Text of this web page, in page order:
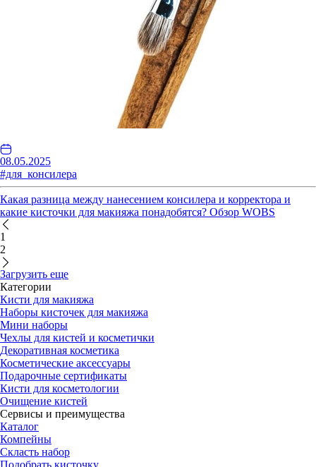
08.05.2025
#для_консилера
Какая разница между нанесением консилера и корректора и
какие кисточки для макияжа понадобятся? Обзор WOBS
1
2
Загрузить еще
Категории
Кисти для макияжа
Наборы кисточек для макияжа
Мини наборы
Чехлы для кистей и косметички
Декоративная косметика
Косметические аксессуары
Подарочные сертификаты
Кисти для косметологии
Очищение кистей
Сервисы и преимущества
Каталог
Компейны
Скласть набор
Подобрать кисточку